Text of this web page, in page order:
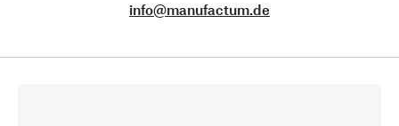
info@manufactum.de